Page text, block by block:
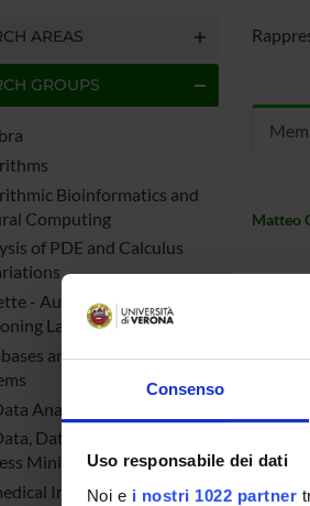
Consenso
Uso responsabile dei dati
Noi e i nostri 1022 partner
AREAS
GROUPS
Bioinformatics and
Computing
of PDE and Calculus
- Automated
Laboratory
and Information
Analytics
Data Science and
Mining
Imaging
Matteo